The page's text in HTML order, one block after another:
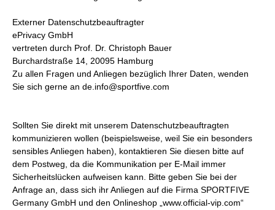
Externer Datenschutzbeauftragter
ePrivacy GmbH
vertreten durch Prof. Dr. Christoph Bauer
Burchardstraße 14, 20095 Hamburg
Zu allen Fragen und Anliegen bezüglich Ihrer Daten, wenden
Sie sich gerne an de.info@sportfive.com
Sollten Sie direkt mit unserem Datenschutzbeauftragten
kommunizieren wollen (beispielsweise, weil Sie ein besonders
sensibles Anliegen haben), kontaktieren Sie diesen bitte auf
dem Postweg, da die Kommunikation per E-Mail immer
Sicherheitslücken aufweisen kann. Bitte geben Sie bei der
Anfrage an, dass sich ihr Anliegen auf die Firma SPORTFIVE
Germany GmbH und den Onlineshop „www.official-vip.com“